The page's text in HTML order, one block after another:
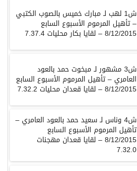
ش1 لهب لـ مبارك خميس بالصوب الكتبي
– تأهيل المرموم الأسبوع السابع
8/12/2015 – لقايا بكار محليات 7.37.4
ش3 مشهور لـ مبخوت حمد بالعود
العامري – تأهيل المرموم الأسبوع السابع
8/12/2015 – لقايا قعدان محليات 7.32.2
ش4 وناس لـ سعيد حمد بالعود العامري –
تأهيل المرموم الأسبوع السابع
8/12/2015 – لقايا قعدان مهجنات
7.32.0